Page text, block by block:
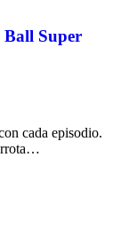
Ball Super
cada episodio.